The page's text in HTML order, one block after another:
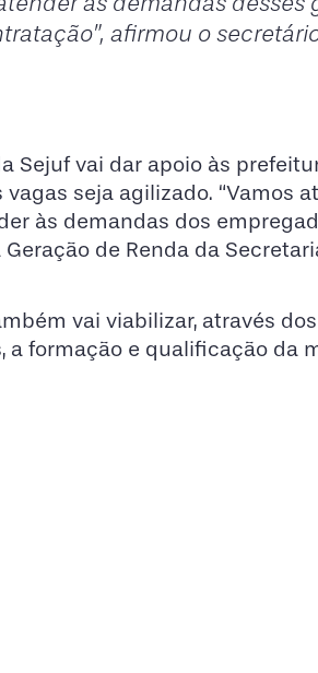
afirmou o
Sejuf vai dar apoio às
seja agilizado. “Vamos
às demandas dos
de Renda da
vai viabilizar, através
formação e qualificação da